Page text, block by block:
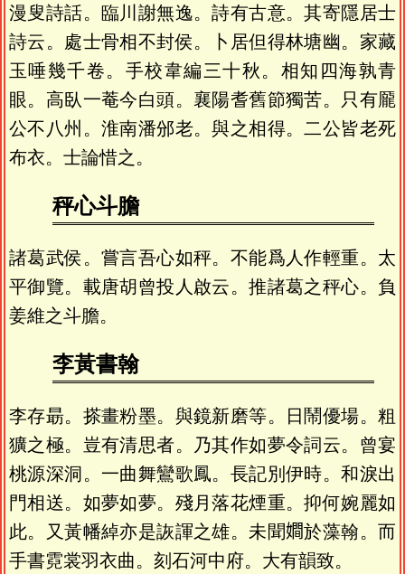
漫叟詩話。臨川謝無逸。詩有古意。其寄隱居士
詩云。處士骨相不封侯。卜居但得林塘幽。家藏
玉唾幾千卷。手校韋編三十秋。相知四海孰青
眼。高臥一菴今白頭。襄陽耆舊節獨苦。只有龎
公不八州。淮南潘邠老。與之相得。二公皆老死
布衣。士論惜之。
秤心斗膽
諸葛武侯。嘗言吾心如秤。不能爲人作輕重。太
平御覽。載唐胡曾投人啟云。推諸葛之秤心。負
姜維之斗膽。
李黃書翰
李存朂。搽畫粉墨。與鏡新磨等。日鬧優場。粗
獷之極。豈有清思者。乃其作如夢令詞云。曾宴
桃源深洞。一曲舞鸞歌鳳。長記別伊時。和淚出
門相送。如夢如夢。殘月落花煙重。抑何婉麗如
此。又黃幡綽亦是詼諢之雄。未聞𡢃於藻翰。而
手書霓裳羽衣曲。刻石河中府。大有韻致。